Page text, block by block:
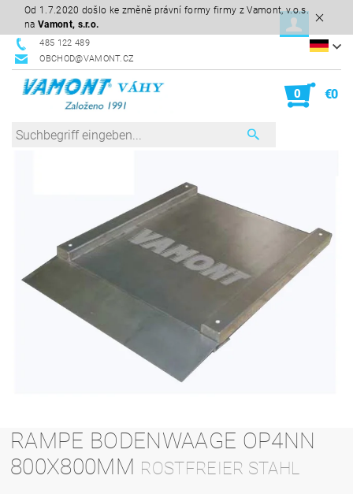
Od 1.7.2020 došlo ke změně právní formy firmy z Vamont, v.o.s.
na Vamont, s.r.o.
485 122 489
OBCHOD@VAMONT.CZ
0 €0
RAMPE BODENWAAGE OP4NN
800X800MM ROSTFREIER STAHL